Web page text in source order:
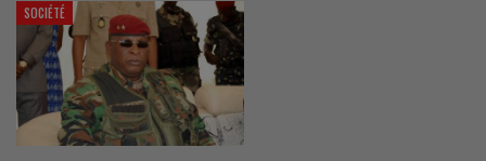
SOCIÉTÉ